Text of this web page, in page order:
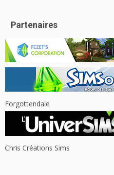
Partenaires
Forgottendale
Chris Créations Sims